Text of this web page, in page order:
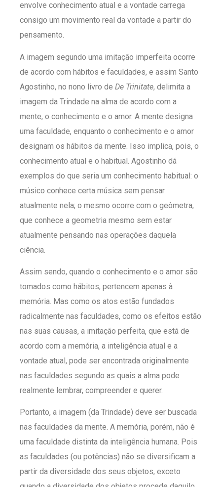
envolve conhecimento atual e a vontade carrega
consigo um movimento real da vontade a partir do
pensamento.
A imagem segundo uma imitação imperfeita ocorre
de acordo com hábitos e faculdades, e assim Santo
Agostinho, no nono livro de De Trinitate, delimita a
imagem da Trindade na alma de acordo com a
mente, o conhecimento e o amor. A mente designa
uma faculdade, enquanto o conhecimento e o amor
designam os hábitos da mente. Isso implica, pois, o
conhecimento atual e o habitual. Agostinho dá
exemplos do que seria um conhecimento habitual: o
músico conhece certa música sem pensar
atualmente nela; o mesmo ocorre com o geômetra,
que conhece a geometria mesmo sem estar
atualmente pensando nas operações daquela
ciência.
Assim sendo, quando o conhecimento e o amor são
tomados como hábitos, pertencem apenas à
memória. Mas como os atos estão fundados
radicalmente nas faculdades, como os efeitos estão
nas suas causas, a imitação perfeita, que está de
acordo com a memória, a inteligência atual e a
vontade atual, pode ser encontrada originalmente
nas faculdades segundo as quais a alma pode
realmente lembrar, compreender e querer.
Portanto, a imagem (da Trindade) deve ser buscada
nas faculdades da mente. A memória, porém, não é
uma faculdade distinta da inteligência humana. Pois
as faculdades (ou potências) não se diversificam a
partir da diversidade dos seus objetos, exceto